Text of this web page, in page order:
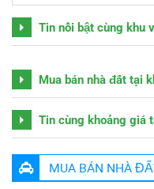
Tin nổi bật cùng khu
Mua bán nhà đất tại
Tin cùng khoảng giá
MUA BÁN NHÀ